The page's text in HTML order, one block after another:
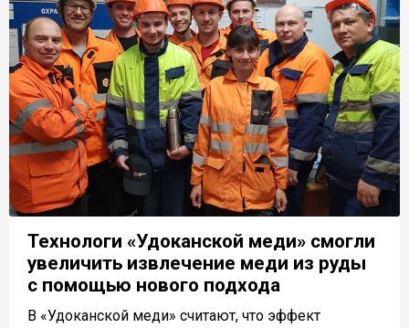
Технологи «Удоканской меди» смогли
увеличить извлечение меди из руды
с помощью нового подхода
В «Удоканской меди» считают, что эффект